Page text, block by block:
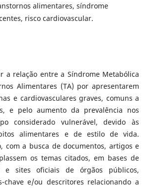
alimentares, síndrome
risco cardiovascular.
a relação entre a Síndrome Metabólica
Alimentares (TA) por apresentarem
e cardiovasculares graves, comuns a
e pelo aumento da prevalência nos
considerado vulnerável, devido às
alimentares e de estilo de vida.
com a busca de documentos, artigos e
os temas citados, em bases de
e sites oficiais de órgãos públicos,
chave e/ou descritores relacionando a